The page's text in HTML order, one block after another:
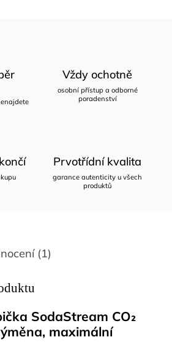
Vždy ochotně
osobní přístup a odborné
poradenství
Prvotřídní kvalita
garance autenticity u všech
produktů
(1)
SodaStream CO₂
maximální